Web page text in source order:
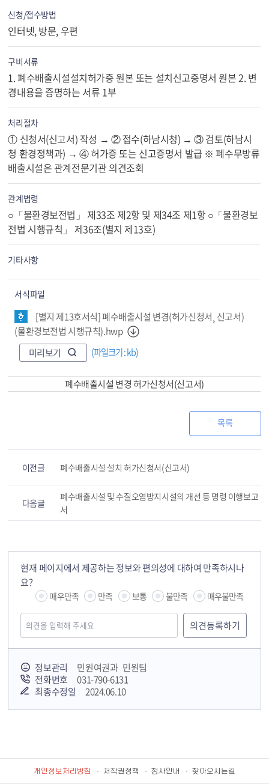
신청/접수방법
인터넷, 방문, 우편
구비서류
1. 폐수배출시설설치허가증 원본 또는 설치신고증명서 원본 2. 변
경내용을 증명하는 서류 1부
처리절차
① 신청서(신고서) 작성 → ② 접수(하남시청) → ③ 검토(하남시
청 환경정책과) → ④ 허가증 또는 신고증명서 발급 ※ 폐수무방류
배출시설은 관계전문기관 의견조회
관계법령
○「물환경보전법」 제33조 제2항 및 제34조 제1항 ○「물환경보
전법 시행규칙」 제36조(별지 제13호)
기타사항
서식파일
[별지 제13호서식] 폐수배출시설 변경(허가신청서¸ 신고서)
(물환경보전법 시행규칙).hwp
미리보기
(파일크기 : kb)
폐수배출시설 변경 허가신청서(신고서)
목록
이전글 폐수배출시설 설치 허가신청서(신고서)
다음글
폐수배출시설 및 수질오염방지시설의 개선 등 명령 이행보고
서
현재 페이지에서 제공하는 정보와 편의성에 대하여 만족하시나
요?
매우만족 만족 보통 불만족 매우불만족
정보관리
민원여권과 민원팀
전화번호
031-790-6131
최종수정일
2024.06.10
개인정보처리방침 저작권정책 청사안내 찾아오시는길